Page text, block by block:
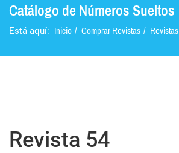
Catálogo de Números Sueltos
Está aquí: Inicio Comprar Revistas Revistas
Revista 54